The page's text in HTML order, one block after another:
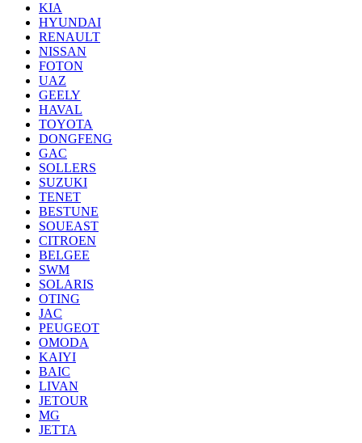
KIA
HYUNDAI
RENAULT
NISSAN
FOTON
UAZ
GEELY
HAVAL
TOYOTA
DONGFENG
GAC
SOLLERS
SUZUKI
TENET
BESTUNE
SOUEAST
CITROEN
BELGEE
SWM
SOLARIS
OTING
JAC
PEUGEOT
OMODA
KAIYI
BAIC
LIVAN
JETOUR
MG
JETTA